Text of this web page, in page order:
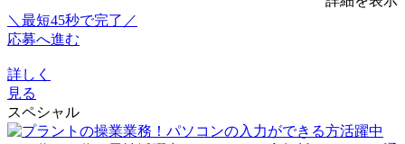
＼最短45秒で完了／
応募へ進む
詳しく
見る
スペシャル